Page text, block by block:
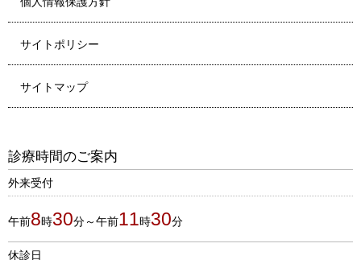
サイトポリシー
サイトマップ
診療時間のご案内
外来受付
午前8時30分～午前11時30分
休診日